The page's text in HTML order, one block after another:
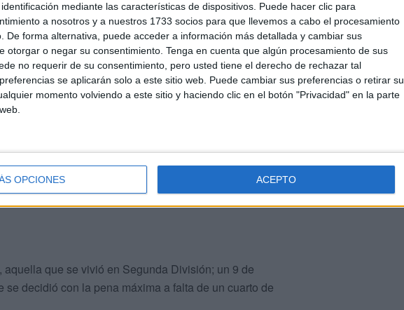
mediante las características de dispositivos. Puede hacer clic para
a nosotros y a nuestros 1733 socios para que llevemos a cabo el procesamiento
De forma alternativa, puede acceder a información más detallada y cambiar sus
otorgar o negar su consentimiento. Tenga en cuenta que algún procesamiento de sus
no requerir de su consentimiento, pero usted tiene el derecho de rechazar tal
se aplicarán solo a este sitio web. Puede cambiar sus preferencias o retirar su
momento volviendo a este sitio y haciendo clic en el botón "Privacidad" en la parte
OPCIONES ACEPTO
Burgos.La primera, también en el Alfonso Murube, fue
Almagro y doblete de Ortiz).La segunda victoria, en
Segunda División B, goles de Mañuz, Santi y Martín
como las recepciones al Burgos. En las tres
además sin haber marcado ningún gol
, aquella que se vivió en Segunda División; un 9 de
decidió con la pena máxima a falta de un cuarto de